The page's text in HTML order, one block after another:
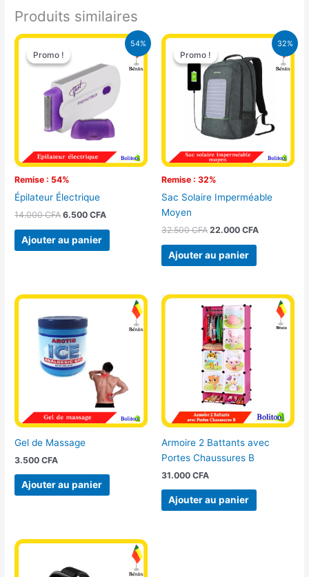
Produits similaires
54%
Promo !
Remise : 54%
Promo !
Épilateur Électrique
14.000CFA
Le
prix
initial
était :
14.000 CFA.
6.500CFA
Le
est :
Ajouter au panier
32%
Promo !
Remise : 32%
Promo !
Sac Solaire Imperméable
Moyen
32.500CFA
Le
prix
initial
était :
32.500 CFA.
22.000 CFA
Le
prix
actuel
est :
Ajouter au panier
Gel de Massage
3.500CFA
Ajouter au panier
Armoire 2 Battants avec
Portes Chaussures B
31.000 CFA
Ajouter au panier